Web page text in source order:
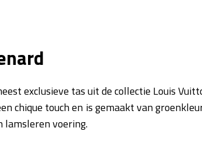
exclusieve tas uit de collectie Louis
chique touch en is gemaakt van
lamsleren voering.